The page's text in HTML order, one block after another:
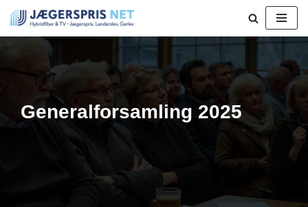
Spring
indhold
Generalforsamling 2025